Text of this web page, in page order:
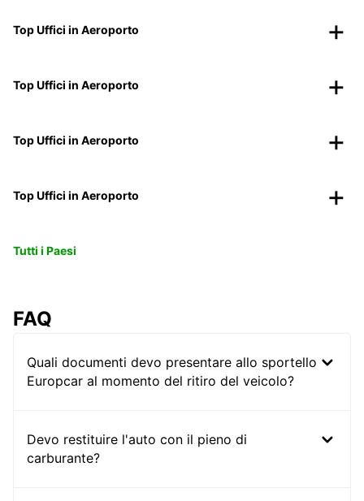
Top Uffici in Aeroporto
Top Uffici in Aeroporto
Top Uffici in Aeroporto
Top Uffici in Aeroporto
Tutti i Paesi
FAQ
Quali documenti devo presentare allo sportello
Europcar al momento del ritiro del veicolo?
Devo restituire l'auto con il pieno di
carburante?